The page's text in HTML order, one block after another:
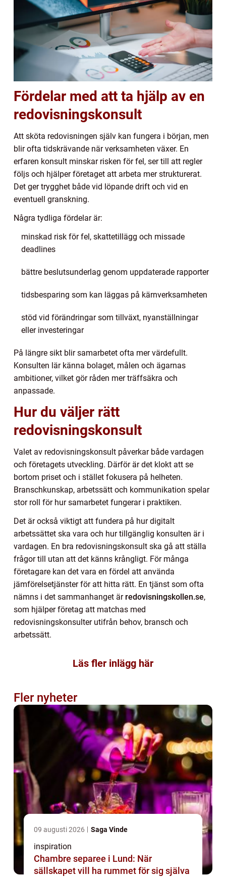
Fördelar med att ta hjälp av en
redovisningskonsult
Att sköta redovisningen själv kan fungera i början, men
blir ofta tidskrävande när verksamheten växer. En
erfaren konsult minskar risken för fel, ser till att regler
följs och hjälper företaget att arbeta mer strukturerat.
Det ger trygghet både vid löpande drift och vid en
eventuell granskning.
Några tydliga fördelar är:
minskad risk för fel, skattetillägg och missade
deadlines
bättre beslutsunderlag genom uppdaterade rapporter
tidsbesparing som kan läggas på kärnverksamheten
stöd vid förändringar som tillväxt, nyanställningar
eller investeringar
På längre sikt blir samarbetet ofta mer värdefullt.
Konsulten lär känna bolaget, målen och ägarnas
ambitioner, vilket gör råden mer träffsäkra och
anpassade.
Hur du väljer rätt
redovisningskonsult
Valet av redovisningskonsult påverkar både vardagen
och företagets utveckling. Därför är det klokt att se
bortom priset och i stället fokusera på helheten.
Branschkunskap, arbetssätt och kommunikation spelar
stor roll för hur samarbetet fungerar i praktiken.
Det är också viktigt att fundera på hur digitalt
arbetssättet ska vara och hur tillgänglig konsulten är i
vardagen. En bra redovisningskonsult ska gå att ställa
frågor till utan att det känns krångligt. För många
företagare kan det vara en fördel att använda
jämförelsetjänster för att hitta rätt. En tjänst som ofta
nämns i det sammanhanget är redovisningskollen.se,
som hjälper företag att matchas med
redovisningskonsulter utifrån behov, bransch och
arbetssätt.
Läs fler inlägg här
Fler nyheter
09 augusti 2026 Saga Vinde
inspiration
Chambre separee i Lund: När
sällskapet vill ha rummet för sig själva